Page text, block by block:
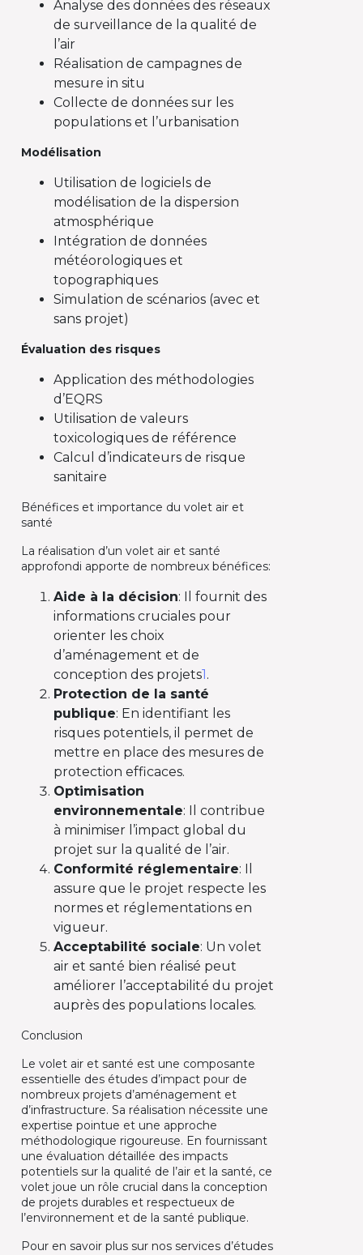
Analyse des données des réseaux
de surveillance de la qualité de
l’air
Réalisation de campagnes de
mesure in situ
Collecte de données sur les
populations et l’urbanisation
Modélisation
Utilisation de logiciels de
modélisation de la dispersion
atmosphérique
Intégration de données
météorologiques et
topographiques
Simulation de scénarios (avec et
sans projet)
Évaluation des risques
Application des méthodologies
d’EQRS
Utilisation de valeurs
toxicologiques de référence
Calcul d’indicateurs de risque
sanitaire
Bénéfices et importance du volet air et
santé
La réalisation d’un volet air et santé
approfondi apporte de nombreux bénéfices:
Aide à la décision: Il fournit des
informations cruciales pour
orienter les choix
d’aménagement et de
conception des projets1.
Protection de la santé
publique: En identifiant les
risques potentiels, il permet de
mettre en place des mesures de
protection efficaces.
Optimisation
environnementale: Il contribue
à minimiser l’impact global du
projet sur la qualité de l’air.
Conformité réglementaire: Il
assure que le projet respecte les
normes et réglementations en
vigueur.
Acceptabilité sociale: Un volet
air et santé bien réalisé peut
améliorer l’acceptabilité du projet
auprès des populations locales.
Conclusion
Le volet air et santé est une composante
essentielle des études d’impact pour de
nombreux projets d’aménagement et
d’infrastructure. Sa réalisation nécessite une
expertise pointue et une approche
méthodologique rigoureuse. En fournissant
une évaluation détaillée des impacts
potentiels sur la qualité de l’air et la santé, ce
volet joue un rôle crucial dans la conception
de projets durables et respectueux de
l’environnement et de la santé publique.
Pour en savoir plus sur nos services d’études